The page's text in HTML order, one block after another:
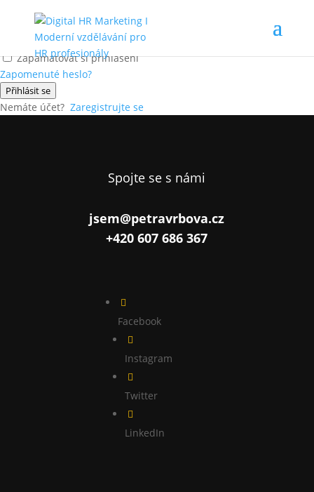
Zapamatovat si přihlášení
Zapomenuté heslo?
Přihlásit se
Nemáte účet? Zaregistrujte se
Spojte se s námi
jsem@petravrbova.cz
+420 607 686 367

Facebook

Instagram

Twitter

LinkedIn